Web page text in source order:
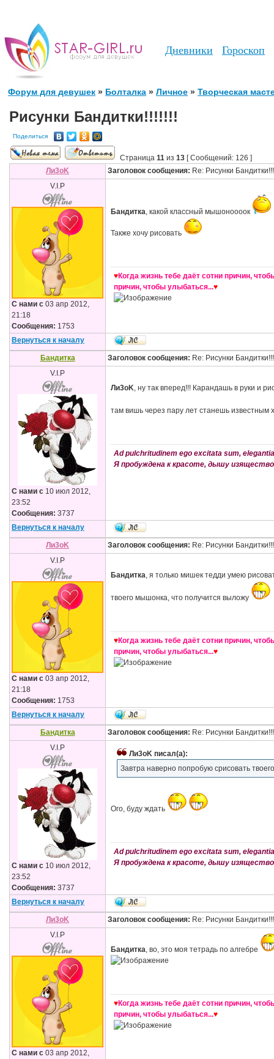
Дневники Гороскоп
Форум для девушек » Болталка » Личное » Творческая
Рисунки Бандитки!!!!!!!
Поделиться
Страница 11 из 13 [ Сообщений: 126 ]
Ли3оK
Заголовок сообщения: Re: Рисунки
V.I.P
С нами с 03 апр 2012,
21:18
Сообщения: 1753
Бандитка, какой классный мышоноооок
Также хочу рисовать
♥Когда жизнь тебе даёт сотни причин,
причин, чтобы улыбаться...♥
Вернуться к началу
Бандитка Заголовок сообщения: Re: Рисунки
V.I.P
С нами с 10 июл 2012,
23:52
Сообщения: 3737
Ли3оK, ну так вперед!!! Карандашь в руки и
там вишь через пару лет станешь известным
Ad pulchritudinem ego excitata sum,
Я пробуждена к красоте, дышу
Вернуться к началу
Ли3оK Заголовок сообщения: Re: Рисунки
V.I.P
С нами с 03 апр 2012,
21:18
Сообщения: 1753
Бандитка, я только мишек тедди умею
твоего мышонка, что получится выложу
♥Когда жизнь тебе даёт сотни причин,
причин, чтобы улыбаться...♥
Вернуться к началу
Бандитка Заголовок сообщения: Re: Рисунки
V.I.P
С нами с 10 июл 2012,
23:52
Сообщения: 3737
Ли3оK писал(а):
Завтра наверно попробую срисовать
Ого, буду ждать
Ad pulchritudinem ego excitata sum,
Я пробуждена к красоте, дышу
Вернуться к началу
Ли3оK Заголовок сообщения: Re: Рисунки
V.I.P
С нами с 03 апр 2012,
Бандитка, во, это моя тетрадь по алгебре
♥Когда жизнь тебе даёт сотни причин,
причин, чтобы улыбаться...♥